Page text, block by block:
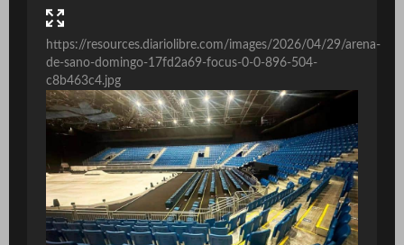
https://resources.diariolibre.com/images/2026/04/29/arena-
de-sano-domingo-17fd2a69-focus-0-0-896-504-
c8b463c4.jpg